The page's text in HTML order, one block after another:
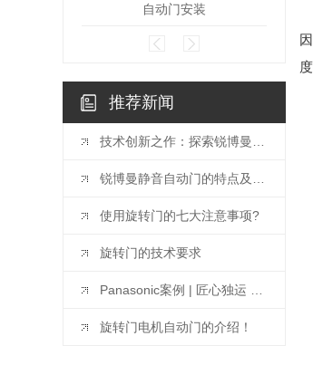
自动门安装
推荐新闻
技术创新之作：探索锐博曼门机
锐博曼静音自动门的特点及安装指南
使用旋转门的七大注意事项?
旋转门的技术要求
Panasonic案例 | 匠心独运 以质为先——中 guo水电十五局办公楼项目
旋转门电机自动门的介绍！